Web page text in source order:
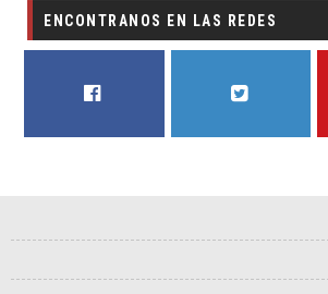
ENCONTRANOS EN LAS REDES